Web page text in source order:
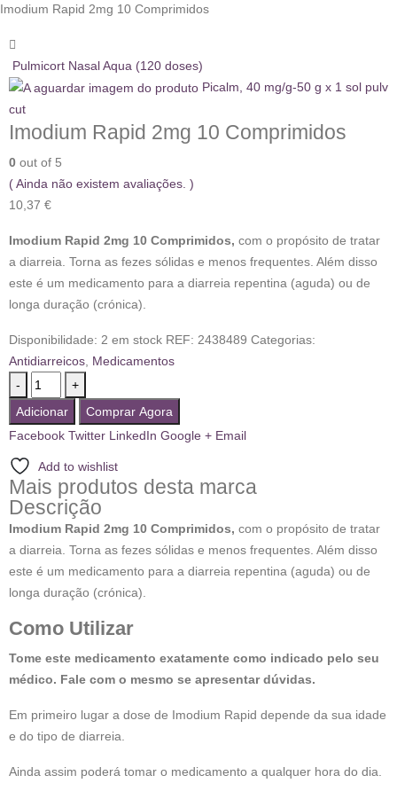
Imodium Rapid 2mg 10 Comprimidos
Pulmicort Nasal Aqua (120 doses)
Picalm, 40 mg/g-50 g x 1 sol pulv
cut
Imodium Rapid 2mg 10 Comprimidos
0 out of 5
( Ainda não existem avaliações. )
10,37 €
Imodium Rapid 2mg 10 Comprimidos, com o propósito de tratar
a diarreia. Torna as fezes sólidas e menos frequentes. Além disso
este é um medicamento para a diarreia repentina (aguda) ou de
longa duração (crónica).
Disponibilidade: 2 em stock REF: 2438489 Categorias:
Antidiarreicos Medicamentos
-
+
Adicionar
Comprar Agora
Facebook Twitter LinkedIn Google + Email
Add to wishlist
Mais produtos desta marca
Descrição
Imodium Rapid 2mg 10 Comprimidos, com o propósito de tratar
a diarreia. Torna as fezes sólidas e menos frequentes. Além disso
este é um medicamento para a diarreia repentina (aguda) ou de
longa duração (crónica).
Como Utilizar
Tome este medicamento exatamente como indicado pelo seu
médico. Fale com o mesmo se apresentar dúvidas.
Em primeiro lugar a dose de Imodium Rapid depende da sua idade
e do tipo de diarreia.
Ainda assim poderá tomar o medicamento a qualquer hora do dia.